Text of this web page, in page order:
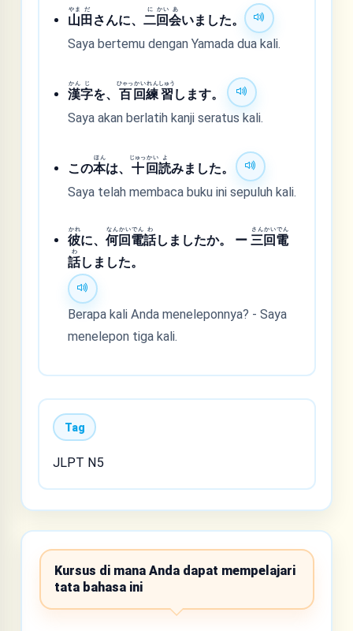
山
やま
田
だ
さんに、二
に
回
かい
会
あ
いました。
Saya bertemu dengan Yamada dua kali.
漢
かん
字
じ
を、 百
ひゃっ
回
かい
練
れん
習
しゅう
します。
Saya akan berlatih kanji seratus kali.
この本
ほん
は、 十
じゅっ
回
かい
読
よ
みました。
Saya telah membaca buku ini sepuluh kali.
彼
かれ
に、何
なん
回
かい
電
でん
話
わ
しましたか。 ー三
さん
回
かい
電
でん
話
わ
しました。
Berapa kali Anda meneleponnya? - Saya
menelepon tiga kali.
Tag
JLPT N5
Kursus di mana Anda dapat mempelajari
tata bahasa ini